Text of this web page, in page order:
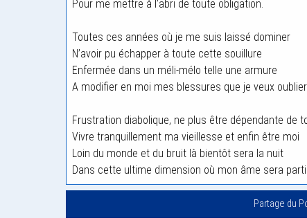
Pour me mettre à l’abri de toute obligation.
Toutes ces années où je me suis laissé dominer
N’avoir pu échapper à toute cette souillure
Enfermée dans un méli-mélo telle une armure
A modifier en moi mes blessures que je veux oublier.
Frustration diabolique, ne plus être dépendante de
Vivre tranquillement ma vieillesse et enfin être moi
Loin du monde et du bruit là bientôt sera la nuit
Dans cette ultime dimension où mon âme sera
Partage du